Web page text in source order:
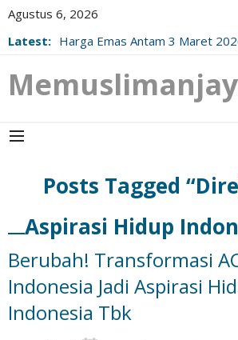
Agustus 6, 2026
Latest: Harga Emas Antam 3 Maret
Posts Tagged
Aspirasi Hidup
Berubah! Transformasi
Indonesia Jadi Aspirasi
Indonesia Tbk